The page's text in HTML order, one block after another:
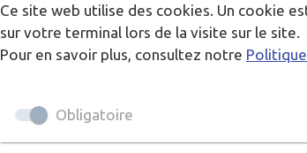
LES BASSES HOUSSAIS
LA PILIERE
Ce site web utilise des cookies. Un cookie
sur votre terminal lors de la visite sur le site.
Pour en savoir plus, consultez notre
Obligatoire